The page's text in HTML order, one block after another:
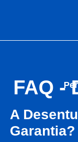
FAQ -
A
Garantia?